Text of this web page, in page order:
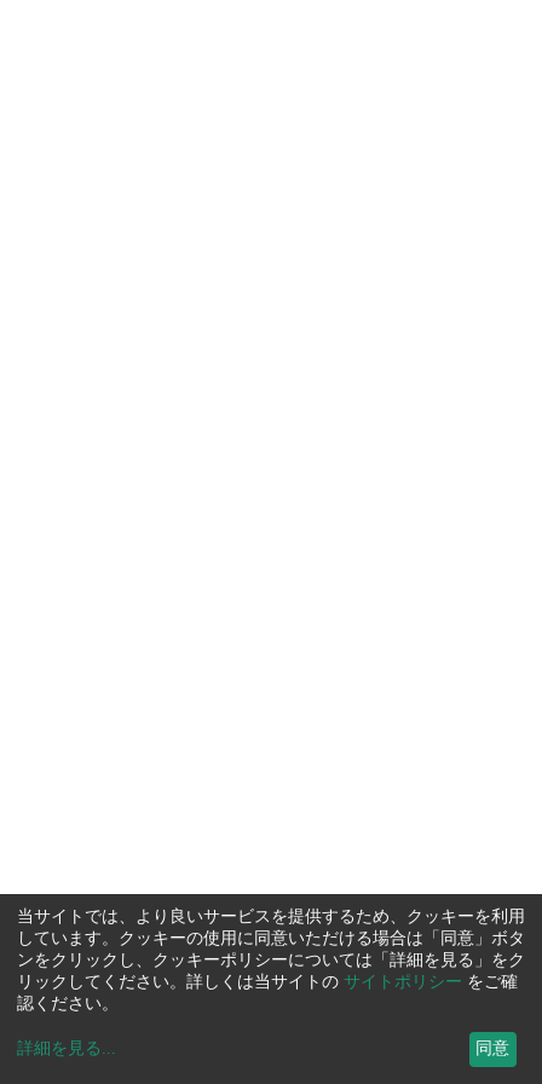
当サイトでは、より良いサービスを提供するため、クッキーを利用
しています。クッキーの使用に同意いただける場合は「同意」ボタ
ンをクリックし、クッキーポリシーについては「詳細を見る」をク
リックしてください。詳しくは当サイトの サイトポリシー をご確
認ください。
詳細を見る ... 同意